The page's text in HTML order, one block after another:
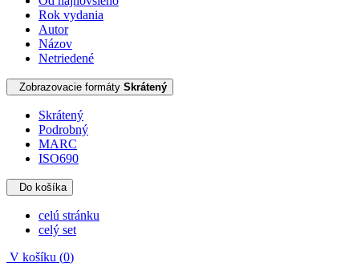
Rok vydania
Autor
Názov
Netriedené
Zobrazovacie formáty Skrátený
Skrátený
Podrobný
MARC
ISO690
Do košíka
celú stránku
celý set
V košíku (0)